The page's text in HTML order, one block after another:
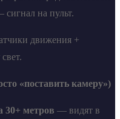
на пульт.
движения +
«поставить камеру»)
30+ метров — видят в